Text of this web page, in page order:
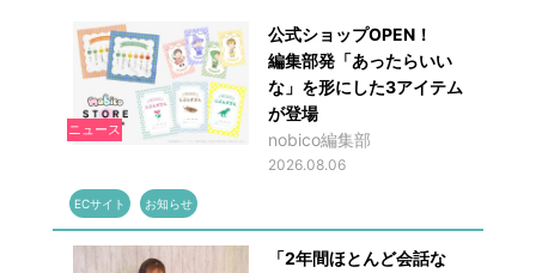
ニュース
公式ショップOPEN！
編集部発「あったらいい
な」を形にした3アイテム
が登場
nobico編集部
2026.08.06
ECサイト お知らせ
「2年間ほとんど会話な